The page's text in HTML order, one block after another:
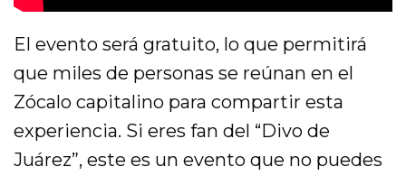
El evento será gratuito, lo que permitirá
que miles de personas se reúnan en el
Zócalo capitalino para compartir esta
experiencia. Si eres fan del “Divo de
Juárez”, este es un evento que no puedes